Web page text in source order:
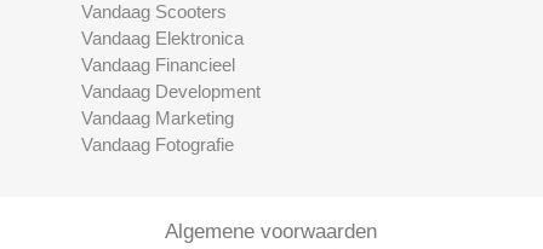
Vandaag Scooters
Vandaag Elektronica
Vandaag Financieel
Vandaag Development
Vandaag Marketing
Vandaag Fotografie
Algemene voorwaarden